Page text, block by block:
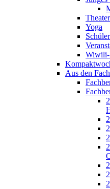
Yoga
Wiwili-
Aus den